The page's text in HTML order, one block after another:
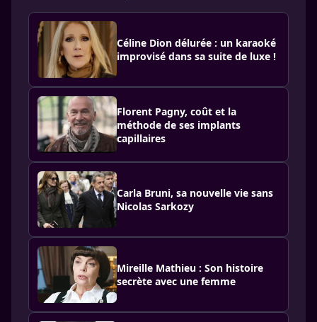
Céline Dion délurée : un karaoké
improvisé dans sa suite de luxe !
Florent Pagny, coût et la
méthode de ses implants
capillaires
Carla Bruni, sa nouvelle vie sans
Nicolas Sarkozy
Mireille Mathieu : Son histoire
secrète avec une femme